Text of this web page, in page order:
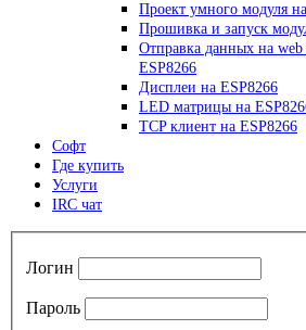
Проект умного модуля
Прошивка и запуск
Отправка данных на
ESP8266
Дисплеи на ESP8266
LED матрицы на
TCP клиент на ESP8266
Софт
Где купить
Услуги
IRC чат
Логин
Пароль